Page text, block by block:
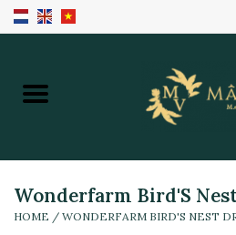
Home
Nieuw Binnen
Wonderfarm Bird'S
HOME / WONDERFARM BIRD'S NEST